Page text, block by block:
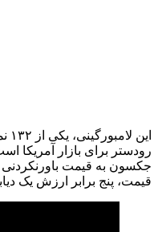
رودستر برای بازار آمریکا
قیمت، پنج برابر ارزش یک